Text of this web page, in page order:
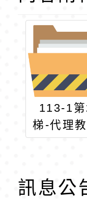
113-1
梯-代理
簡章
訊息公